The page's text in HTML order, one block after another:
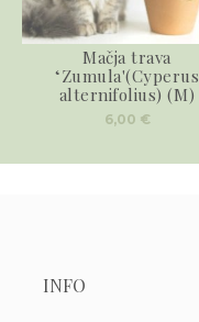
Mačja trava
‘Zumula'(Cyperus
alternifolius) (M)
6,00 €
INFO